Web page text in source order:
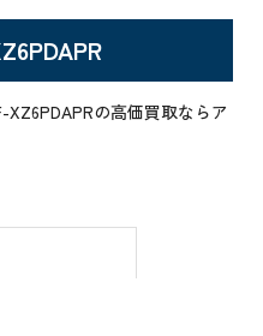
の高価買取ならア